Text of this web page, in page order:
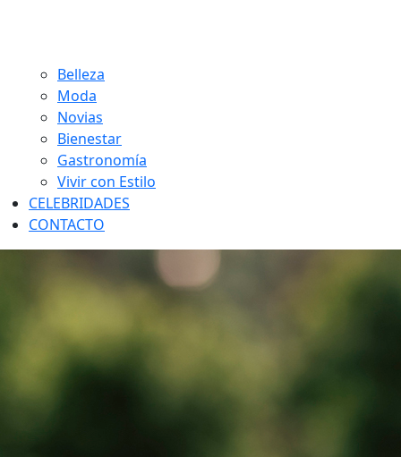
Belleza
Moda
Novias
Bienestar
Gastronomía
Vivir con Estilo
CELEBRIDADES
CONTACTO